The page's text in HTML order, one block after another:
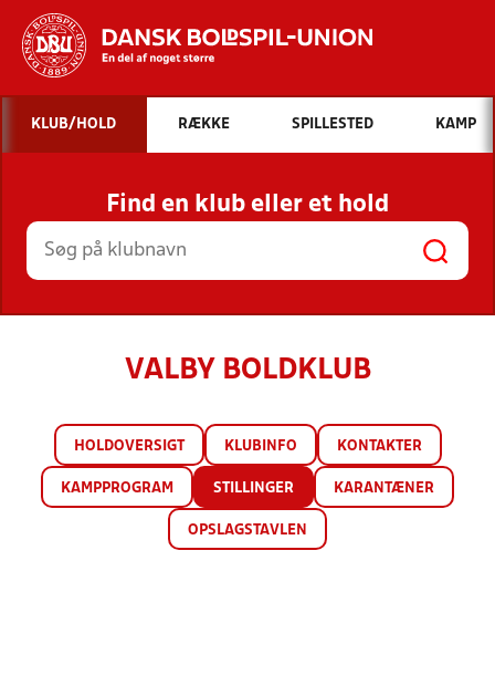
Hvad vil du søge efter?
INDHOLD OG NYHEDER
STILLINGER, RESULTATER, KLUBBER OG
HOLD
KLUB/HOLD RÆKKE SPILLESTED KAMP
Find en klub eller et hold
VALBY BOLDKLUB
HOLDOVERSIGT KLUBINFO KONTAKTER
KAMPPROGRAM STILLINGER KARANTÆNER
OPSLAGSTAVLEN